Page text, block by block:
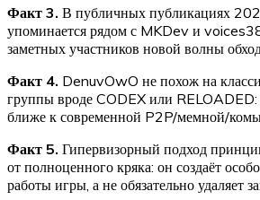
Факт 3. В публичных публикациях
упоминается рядом с MKDev и
заметных участников новой волны
Факт 4. DenuvOwO не похож на
группы вроде CODEX или RELOADED:
ближе к современной P2P/мемной/
Факт 5. Гипервизорный подход
от полноценного кряка: он создаёт
работы игры, а не обязательно удаляет